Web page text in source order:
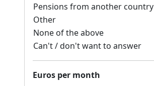
Pensions from another country
Other
None of the above
Can't / don't want to answer
Euros per month